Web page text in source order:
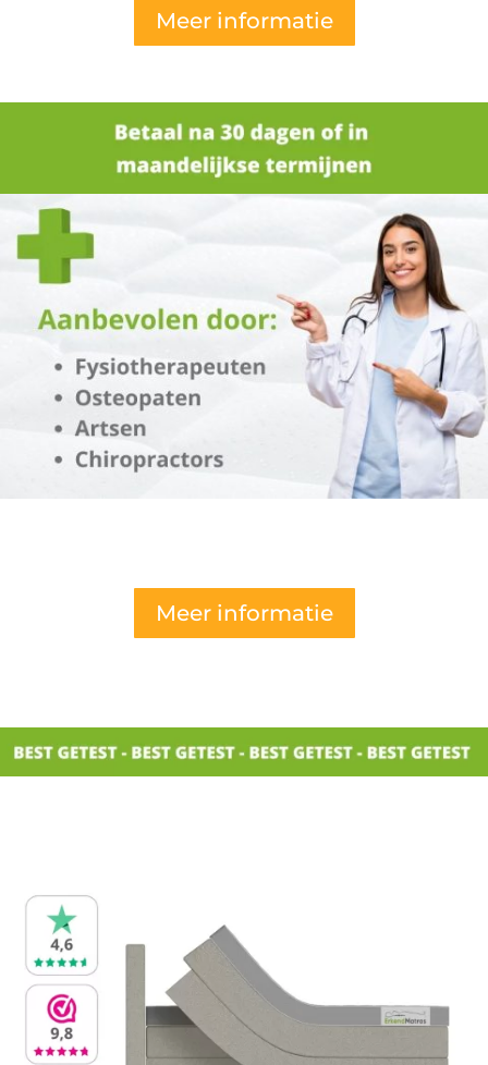
Meer informatie
Meer informatie